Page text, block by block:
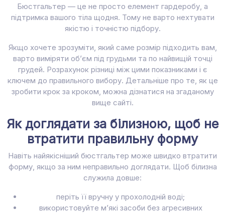
Бюстгальтер — це не просто елемент гардеробу, а
підтримка вашого тіла щодня. Тому не варто нехтувати
якістю і точністю підбору.
Якщо хочете зрозуміти, який саме розмір підходить вам,
варто виміряти об’єм під грудьми та по найвищій точці
грудей. Розрахунок різниці між цими показниками і є
ключем до правильного вибору. Детальніше про те, як це
зробити крок за кроком, можна дізнатися на згаданому
вище сайті.
Як доглядати за білизною, щоб не
втратити правильну форму
Навіть найякісніший бюстгальтер може швидко втратити
форму, якщо за ним неправильно доглядати. Щоб білизна
служила довше:
періть її вручну у прохолодній воді;
використовуйте м’які засоби без агресивних